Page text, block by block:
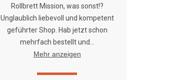
Rollbrett Mission, was sonst!?
Unglaublich liebevoll und kompetent
geführter Shop. Hab jetzt schon
mehrfach bestellt und...
Mehr anzeigen